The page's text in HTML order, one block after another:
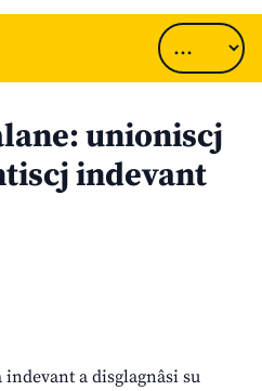
unioniscj
indevant
a disglagnâsi su